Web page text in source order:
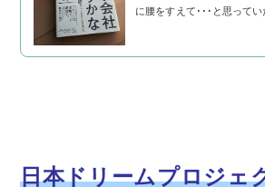
に腰をすえて･･･と思ってい
日本ドリームプロジェ